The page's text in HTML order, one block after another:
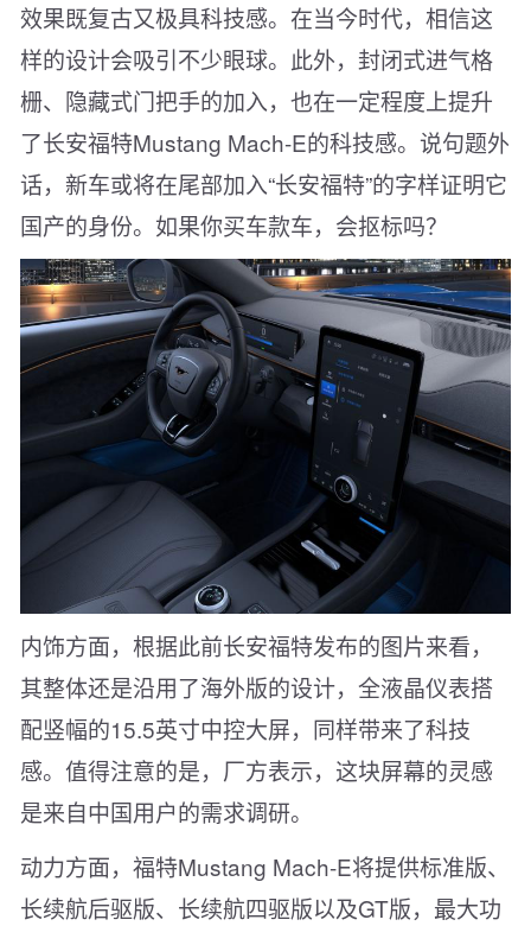
效果既复古又极具科技感。在当今时代，相信这
样的设计会吸引不少眼球。此外，封闭式进气格
栅、隐藏式门把手的加入，也在一定程度上提升
了长安福特Mustang Mach-E的科技感。说句题外
话，新车或将在尾部加入“长安福特”的字样证明它
国产的身份。如果你买车款车，会抠标吗？
内饰方面，根据此前长安福特发布的图片来看，
其整体还是沿用了海外版的设计，全液晶仪表搭
配竖幅的15.5英寸中控大屏，同样带来了科技
感。值得注意的是，厂方表示，这块屏幕的灵感
是来自中国用户的需求调研。
动力方面，福特Mustang Mach-E将提供标准版、
长续航后驱版、长续航四驱版以及GT版，最大功